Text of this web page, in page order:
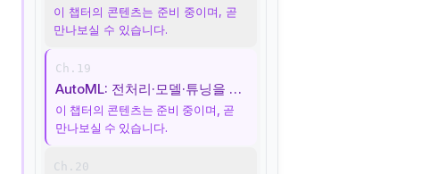
이 챕터의 콘텐츠는 준비 중이며, 곧
만나보실 수 있습니다.
Ch.19
AutoML: 전처리·모델·튜닝을 자동으로
이 챕터의 콘텐츠는 준비 중이며, 곧
만나보실 수 있습니다.
Ch.20